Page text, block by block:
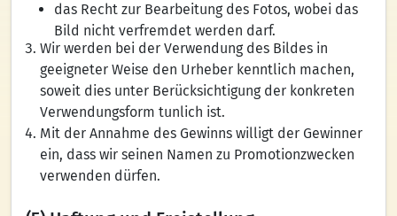
das Recht zur Bearbeitung des Fotos, wobei das
Bild nicht verfremdet werden darf.
Wir werden bei der Verwendung des Bildes in
geeigneter Weise den Urheber kenntlich machen,
soweit dies unter Berücksichtigung der konkreten
Verwendungsform tunlich ist.
Mit der Annahme des Gewinns willigt der Gewinner
ein, dass wir seinen Namen zu Promotionzwecken
verwenden dürfen.